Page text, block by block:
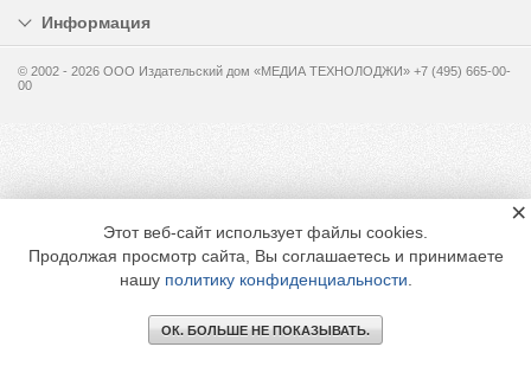
Информация
© 2002 - 2026 OOO Издательский дом «МЕДИА ТЕХНОЛОДЖИ» +7 (495) 665-00-
00
Этот веб-сайт использует файлы cookies.
Продолжая просмотр сайта, Вы соглашаетесь и принимаете
нашу политику конфиденциальности
ОК. БОЛЬШЕ НЕ ПОКАЗЫВАТЬ.
×